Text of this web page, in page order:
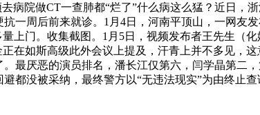
病院做CT一查肺都“烂了”什么病这么猛？近日，
一周后前来就诊。1月4日，河南平顶山，一网友
上门。收集截图。1月5日，视频发布者王先生（
在如斯高级此外会议上提及，汗青上并不多见，
最厌恶的演员排名，潘长江仅第六，闫学晶第二
都没被采纳，最终警方以“无违法现实”为由终止查